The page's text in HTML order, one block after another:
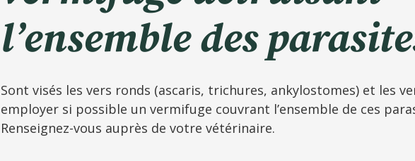
l’ensemble des
Sont visés les vers ronds (ascaris, trichures, ankylostomes) et les
employer si possible un vermifuge couvrant l’ensemble de ces
Renseignez-vous auprès de votre vétérinaire.